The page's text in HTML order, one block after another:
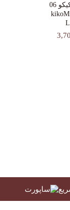
لیپ گلاس‌ برندکیکو 06